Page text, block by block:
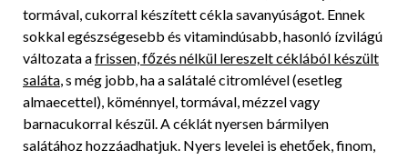
tormával, cukorral készített cékla savanyúságot. Ennek
sokkal egészségesebb és vitamindúsabb, hasonló ízvilágú
változata afrissen, főzés nélkül lereszelt céklából készült
saláta, s még jobb, ha a salátalé citromlével (esetleg
almaecettel), köménnyel, tormával, mézzel vagy
barnacukorral készül. A céklát nyersen bármilyen
salátához hozzáadhatjuk. Nyers levelei is ehetőek, finom,